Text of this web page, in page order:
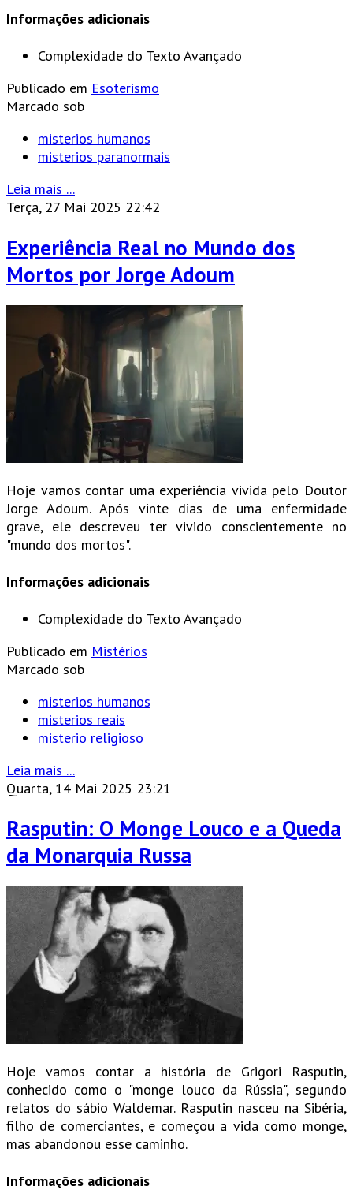
Informações adicionais
Complexidade do Texto Avançado
Publicado em Esoterismo
Marcado sob
misterios humanos
misterios paranormais
Leia mais ...
Terça, 27 Mai 2025 22:42
Experiência Real no Mundo dos
Mortos por Jorge Adoum
Hoje vamos contar uma experiência vivida pelo Doutor
Jorge Adoum. Após vinte dias de uma enfermidade
grave, ele descreveu ter vivido conscientemente no
"mundo dos mortos".
Informações adicionais
Complexidade do Texto Avançado
Publicado em Mistérios
Marcado sob
misterios humanos
misterios reais
misterio religioso
Leia mais ...
Quarta, 14 Mai 2025 23:21
Rasputin: O Monge Louco e a Queda
da Monarquia Russa
Hoje vamos contar a história de Grigori Rasputin,
conhecido como o "monge louco da Rússia", segundo
relatos do sábio Waldemar. Rasputin nasceu na Sibéria,
filho de comerciantes, e começou a vida como monge,
mas abandonou esse caminho.
Informações adicionais